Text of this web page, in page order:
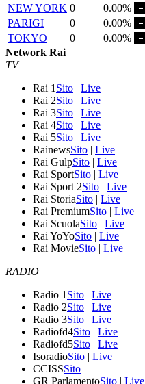
NEW YORK 0
0.00%
PARIGI
0
0.00%
TOKYO
0
0.00%
Network Rai
TV
Rai 1 Sito | Live
Rai 2Sito | Live
Rai 3Sito | Live
Rai 4Sito | Live
Rai 5Sito | Live
RainewsSito | Live
Rai GulpSito | Live
Rai SportSito | Live
Rai Sport 2Sito | Live
Rai StoriaSito | Live
Rai PremiumSito | Live
Rai ScuolaSito | Live
Rai YoYoSito | Live
Rai MovieSito | Live
RADIO
Radio 1 Sito | Live
Radio 2Sito | Live
Radio 3Sito | Live
Radiofd4Sito | Live
Radiofd5Sito | Live
IsoradioSito | Live
CCISSSito
GR ParlamentoSito | Live